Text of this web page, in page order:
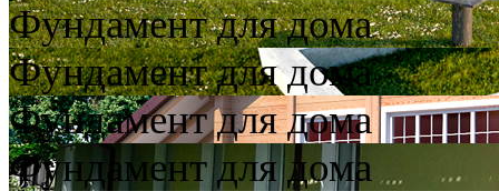
Фундамент для дома
Фундамент для дома
Фундамент для дома
Фундамент для дома